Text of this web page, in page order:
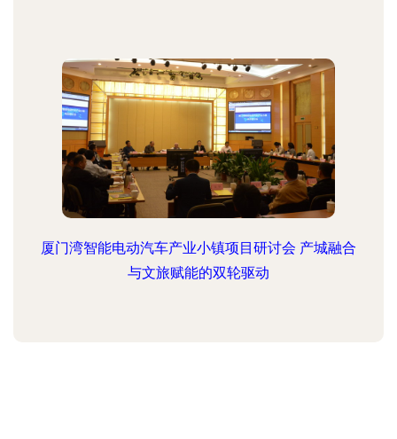
厦门湾智能电动汽车产业小镇项目研讨会 产城融合
与文旅赋能的双轮驱动